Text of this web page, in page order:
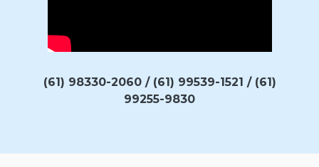
(61) 98330-2060 / (61) 99539-1521 / (61)
99255-9830